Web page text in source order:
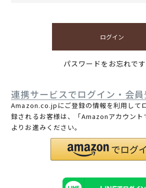
ログイン
パスワードをお忘れで
連携サービスでログイン・会員
Amazon.co.jpにご登録の情報を利用して
録されるお客様は、「Amazonアカウント
よりお進みください。